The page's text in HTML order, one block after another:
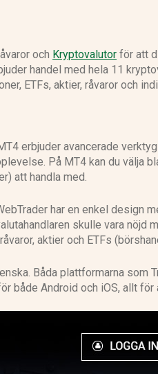
och Kryptovalutor för att
handel med hela 11
ETFs, aktier, råvaror och
erbjuder avancerade
På MT4 kan du välja
att handla med.
har en enkel design
skulle vara nöjd
aktier och ETFs
Båda plattformarna som
både Android och iOS, allt för